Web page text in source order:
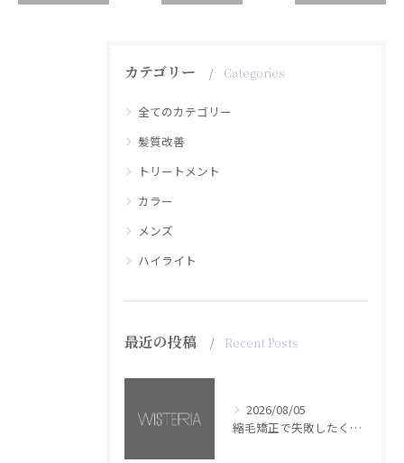
カテゴリー Categories
全てのカテゴリー
髪質改善
トリートメント
カラー
メンズ
ハイライト
最近の投稿 Recent Posts
2026/08/05
縮毛矯正で失敗したくない方へ【銀座・美容室WISTERIA】